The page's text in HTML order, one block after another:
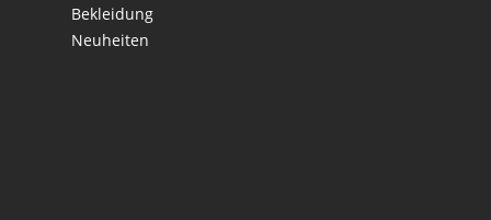
Bekleidung
Neuheiten